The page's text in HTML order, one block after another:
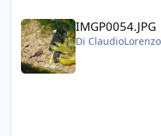
IMGP0054.JPG
IMGP0054.JPG
Di